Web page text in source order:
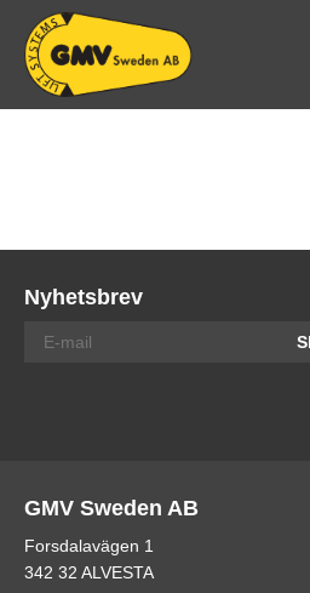
Nyhetsbrev
GMV Sweden AB
Forsdalavägen 1
342 32 ALVESTA